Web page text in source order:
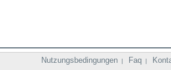
Nutzungsbedingungen | Faq |